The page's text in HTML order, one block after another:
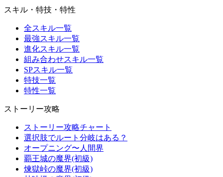
スキル・特技・特性
全スキル一覧
最強スキル一覧
進化スキル一覧
組み合わせスキル一覧
SPスキル一覧
特技一覧
特性一覧
ストーリー攻略
ストーリー攻略チャート
選択肢でルート分岐はある？
オープニング〜人間界
覇王城の魔界(初級)
煉獄峠の魔界(初級)